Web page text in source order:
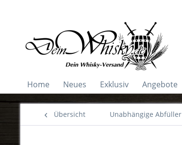
Home Neues Exklusiv Angebote
Übersicht Unabhängige Abfüller